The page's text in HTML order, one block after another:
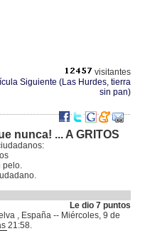
visitantes
Siguiente (Las Hurdes, tierra
sin pan)
nunca! ... A GRITOS
pelo.
Le dio 7 puntos
, España -- Miércoles, 9 de
21:58.